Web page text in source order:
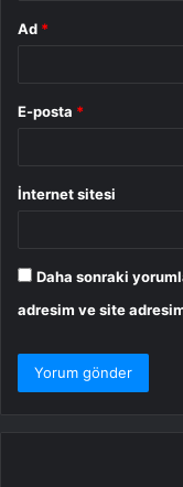
Ad *
E-posta *
İnternet sitesi
Daha sonraki
adresim ve site